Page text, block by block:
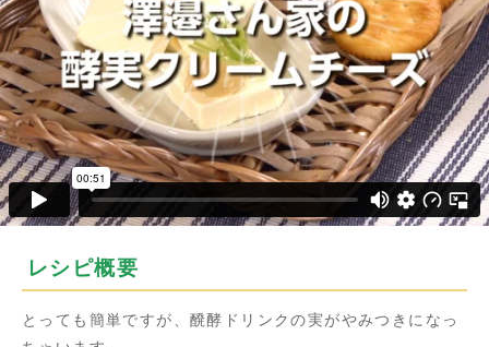
レシピ概要
とっても簡単ですが、醗酵ドリンクの実がやみつきになっ